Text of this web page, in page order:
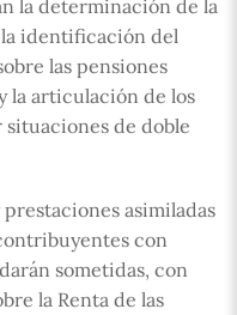
la determinación de la
identificación del
las pensiones
la articulación de los
situaciones de doble
asimiladas
con
sometidas, con
la Renta de las